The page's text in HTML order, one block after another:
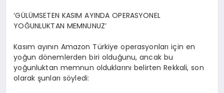
‘GÜLÜMSETEN KASIM AYINDA OPERASYONEL
YOĞUNLUKTAN MEMNUNUZ’
Kasım ayının Amazon Türkiye operasyonları için en
yoğun dönemlerden biri olduğunu, ancak bu
yoğunluktan memnun olduklarını belirten Rekkali, son
olarak şunları söyledi: